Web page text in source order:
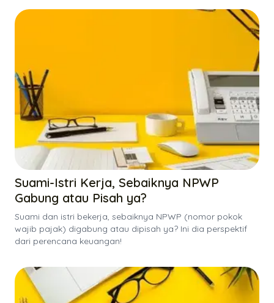
Suami-Istri Kerja, Sebaiknya NPWP
Gabung atau Pisah ya?
Suami dan istri bekerja, sebaiknya NPWP (nomor pokok
wajib pajak) digabung atau dipisah ya? Ini dia perspektif
dari perencana keuangan!